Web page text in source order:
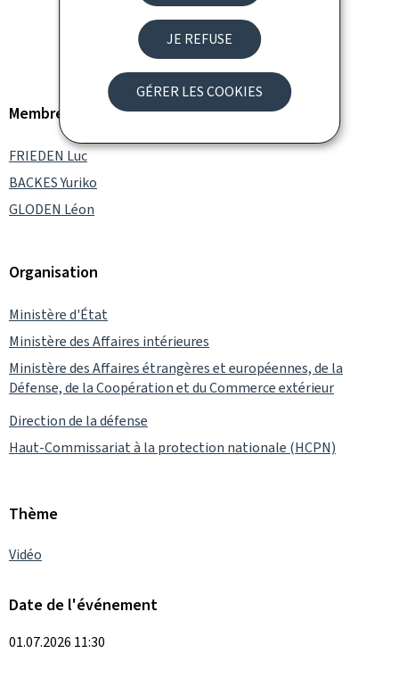
JE REFUSE
GÉRER LES COOKIES
Membre du gouvernement
FRIEDEN Luc
BACKES Yuriko
GLODEN Léon
Organisation
Ministère d'État
Ministère des Affaires intérieures
Ministère des Affaires étrangères et européennes, de la
Défense, de la Coopération et du Commerce extérieur
Direction de la défense
Haut-Commissariat à la protection nationale (HCPN)
Thème
Vidéo
Date de l'événement
01.07.2026 11:30